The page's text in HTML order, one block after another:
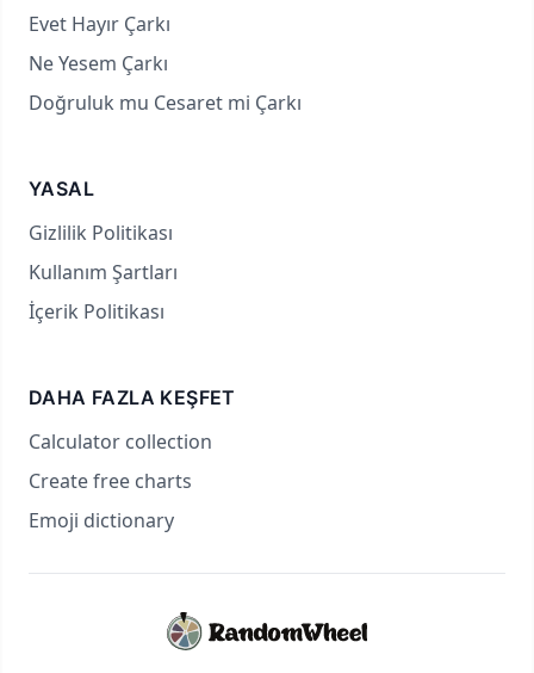
Evet Hayır Çarkı
Ne Yesem Çarkı
Doğruluk mu Cesaret mi Çarkı
YASAL
Gizlilik Politikası
Kullanım Şartları
İçerik Politikası
DAHA FAZLA KEŞFET
Calculator collection
Create free charts
Emoji dictionary